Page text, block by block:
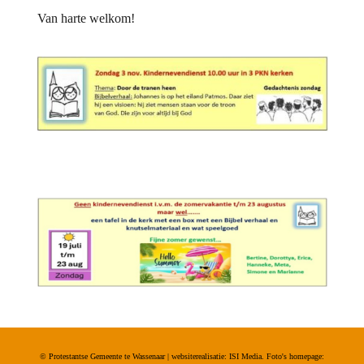
Van harte welkom!
© Protestantse Gemeente te Wassenaar | websiterealisatie: ISI Media. Foto's homepage: